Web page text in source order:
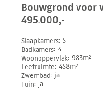
Bouwgrond voor
495.000,-
Slaapkamers 5
Badkamers 4
Woonoppervlak 983m²
Leefruimte 458m²
Zwembad ja
Tuin ja